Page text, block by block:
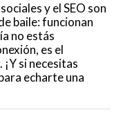
y el SEO son
baile: funcionan
no estás
es el
si necesitas
echarte una